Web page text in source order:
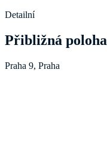
Detailní
Přibližná poloha
Praha 9, Praha